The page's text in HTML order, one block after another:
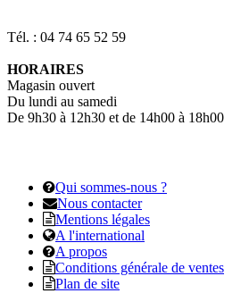
Tél. : 04 74 65 52 59
HORAIRES
Magasin ouvert
Du lundi au samedi
De 9h30 à 12h30 et de 14h00 à 18h00
Qui sommes-nous ?
Nous contacter
Mentions légales
A l'international
A propos
Conditions générale de ventes
Plan de site